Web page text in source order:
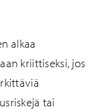
alkaa
kriittiseksi, jos
tai